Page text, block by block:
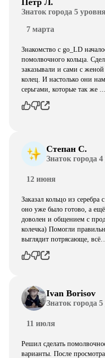
Знаток города 5 уровня
7 марта
Знакомство с go_LD
помолвочного кольца.
заказывали и сами с
колец. И настолько они
серьгами, которые так же ....
Степан С.
Знаток города
12 июня
Заказал кольцо из
оно уже было готово, а
доволен и общением с
колечка) Помогли
выглядит потрясающе, всë…
Ivan Borisov
Знаток города
11 июля
Решил сделать
варианты. После